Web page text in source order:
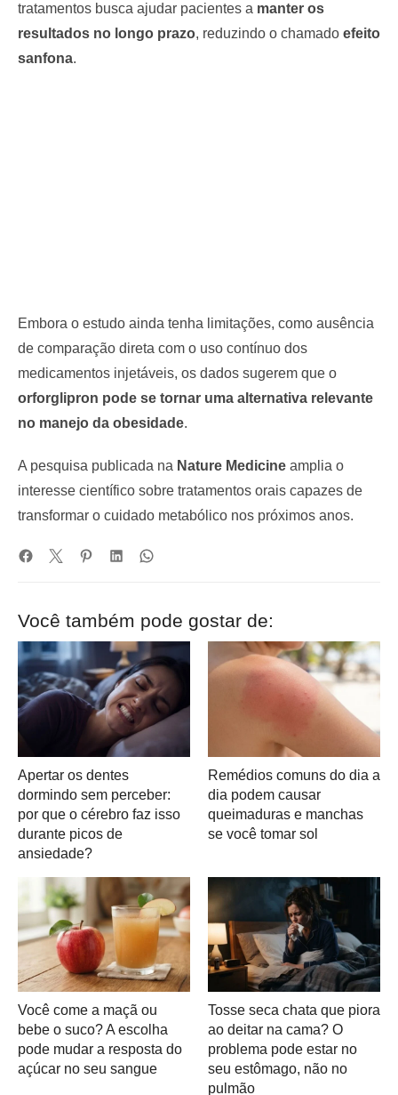
tratamentos busca ajudar pacientes a manter os
resultados no longo prazo, reduzindo o chamado efeito
sanfona.
Embora o estudo ainda tenha limitações, como ausência
de comparação direta com o uso contínuo dos
medicamentos injetáveis, os dados sugerem que o
orforglipron pode se tornar uma alternativa relevante
no manejo da obesidade.
A pesquisa publicada na Nature Medicine amplia o
interesse científico sobre tratamentos orais capazes de
transformar o cuidado metabólico nos próximos anos.
Você também pode gostar de:
Apertar os dentes
dormindo sem perceber:
por que o cérebro faz isso
durante picos de
ansiedade?
Remédios comuns do dia a
dia podem causar
queimaduras e manchas
se você tomar sol
Você come a maçã ou
bebe o suco? A escolha
pode mudar a resposta do
açúcar no seu sangue
Tosse seca chata que piora
ao deitar na cama? O
problema pode estar no
seu estômago, não no
pulmão